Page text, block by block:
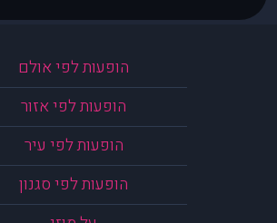
הופעות לפי אולם
הופעות לפי אזור
הופעות לפי עיר
הופעות לפי סגנון